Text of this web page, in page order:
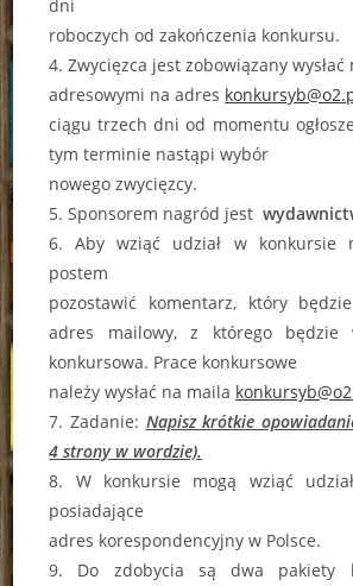
dni
roboczych od zakończenia konkursu.
4. Zwycięzca jest zobowiązany
adresowymi na adres
ciągu trzech dni od momentu
tym terminie nastąpi wybór
nowego zwycięzcy.
5. Sponsorem nagród jest
6. Aby wziąć udział w konkursie
postem
pozostawić komentarz, który
adres mailowy, z którego będzie
konkursowa. Prace konkursowe
należy wysłać na maila
7. Zadanie: Napisz krótkie
4 strony w wordzie).
8. W konkursie mogą wziąć
posiadające
adres korespondencyjny w Polsce.
9. Do zdobycia są dwa pakiety